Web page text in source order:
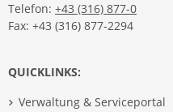
Telefon: +43 (316) 877-0
Fax: +43 (316) 877-2294
QUICKLINKS:
Verwaltung & Serviceportal